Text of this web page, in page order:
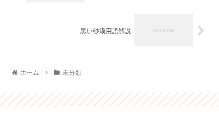
黒い砂漠用語解説
ホーム 未分類